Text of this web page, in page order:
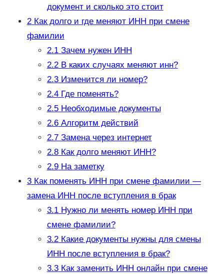
документ и сколько это стоит
2Как долго и где меняют ИНН при смене
фамилии
2.1Зачем нужен ИНН
2.2В каких случаях меняют инн?
2.3Изменится ли номер?
2.4Где поменять?
2.5Необходимые документы
2.6Алгоритм действий
2.7Замена через интернет
2.8Как долго меняют ИНН?
2.9На заметку
3Как поменять ИНН при смене фамилии —
замена ИНН после вступления в брак
3.1Нужно ли менять номер ИНН при
смене фамилии?
3.2Какие документы нужны для смены
ИНН после вступления в брак?
3.3Как заменить ИНН онлайн при смене